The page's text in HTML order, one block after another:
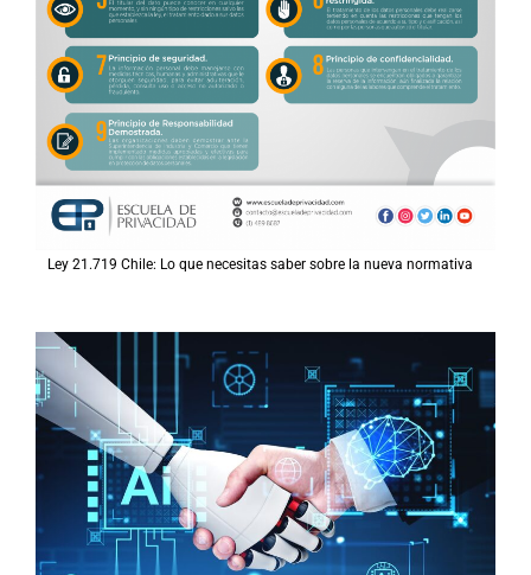
Ley 21.719 Chile: Lo que necesitas saber sobre la nueva normativa